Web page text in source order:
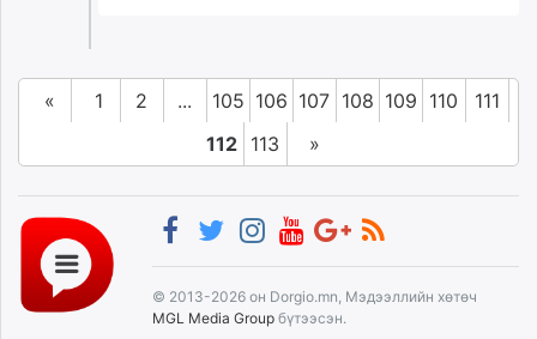
« 1 2 ... 105 106 107 108 109 110
111
112 113 »
© 2013-2026 он Dorgio.mn, Мэдээллийн хөтөч
MGL Media Group бүтээсэн.